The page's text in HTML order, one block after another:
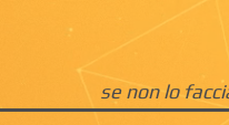
se non lo